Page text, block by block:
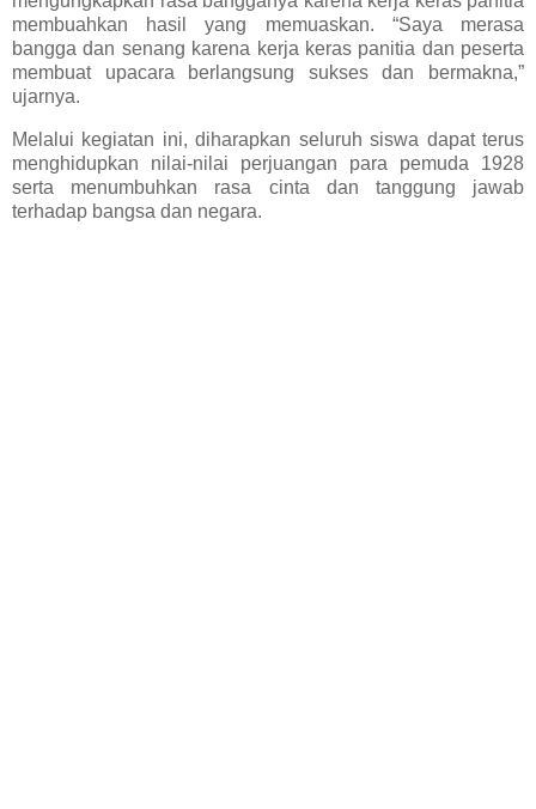
membuahkan hasil yang memuaskan. “Saya merasa
bangga dan senang karena kerja keras panitia dan peserta
membuat upacara berlangsung sukses dan bermakna,”
ujarnya.
Melalui kegiatan ini, diharapkan seluruh siswa dapat terus
menghidupkan nilai-nilai perjuangan para pemuda 1928
serta menumbuhkan rasa cinta dan tanggung jawab
terhadap bangsa dan negara.